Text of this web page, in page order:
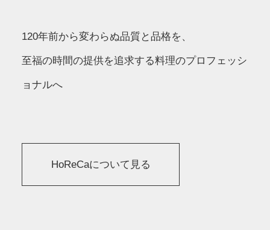
120年前から変わらぬ品質と品格を、
至福の時間の提供を追求する料理のプロフェッシ
ョナルへ
HoReCaについて見る